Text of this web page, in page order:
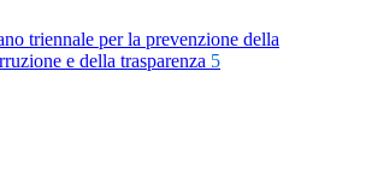
triennale per la prevenzione della
e della trasparenza 5